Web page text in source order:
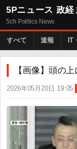
5Pニュース 政経
5ch Politics News
すべて 速報 IT
【画像】頭の
2026年05月20日 19:05